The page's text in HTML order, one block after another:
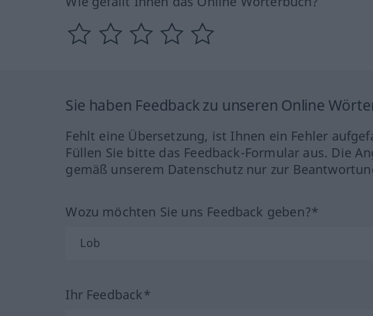
Sie haben Feedback zu unseren Online
Fehlt eine Übersetzung, ist Ihnen ein Fehler
Füllen Sie bitte das Feedback-Formular aus. Die
gemäß unserem Datenschutz nur zur
Wozu möchten Sie uns Feedback geben?*
Ihr Feedback*